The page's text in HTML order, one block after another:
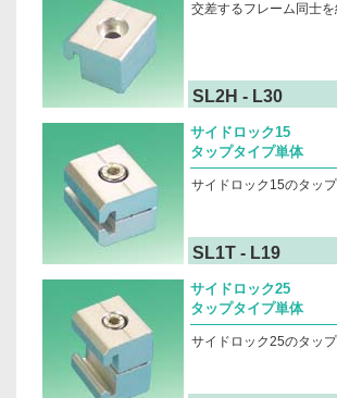
交差するフレーム同士
SL2H - L30
サイドロック15
タップタイプ単体
サイドロック15のタッ
SL1T - L19
サイドロック25
タップタイプ単体
サイドロック25のタッ